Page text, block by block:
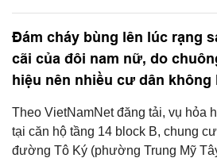
Đám cháy bùng lên lúc rạng
cãi của đôi nam nữ, do
hiệu nên nhiều cư dân không
Theo VietNamNet đăng tải, vụ hỏa
tại căn hộ tầng 14 block B, chung
đường Tô Ký (phường Trung Mỹ